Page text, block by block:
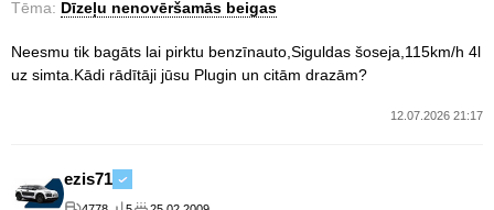
Tēma: Dīzeļu nenovēršamās beigas
Neesmu tik bagāts lai pirktu benzīnauto,Siguldas šoseja,115km/h 4l
uz simta.Kādi rādītāji jūsu Plugin un citām drazām?
12.07.2026 21:17
ezis71